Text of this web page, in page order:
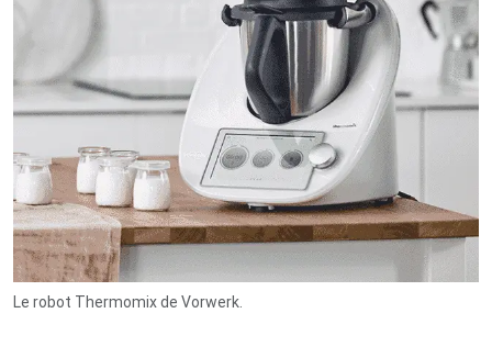
Le robot Thermomix de Vorwerk.